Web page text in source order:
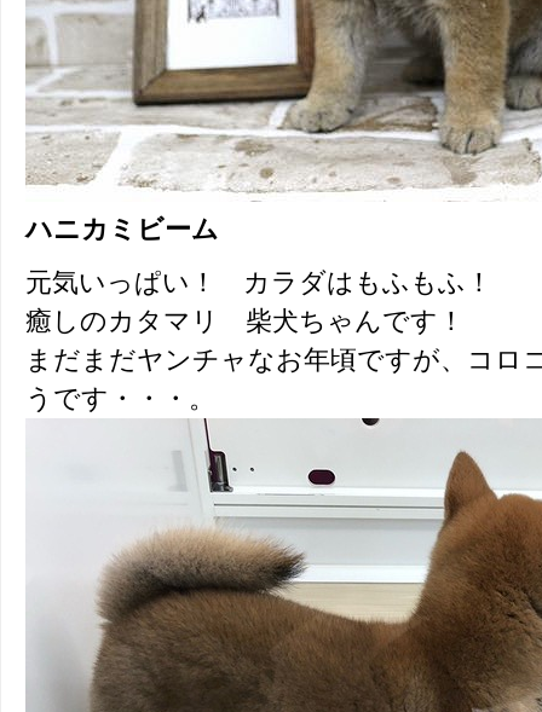
ハニカミビーム
元気いっぱい！ カラダはもふもふ！
癒しのカタマリ 柴犬ちゃんです！
まだまだヤンチャなお年頃ですが、コロ
うです・・・。